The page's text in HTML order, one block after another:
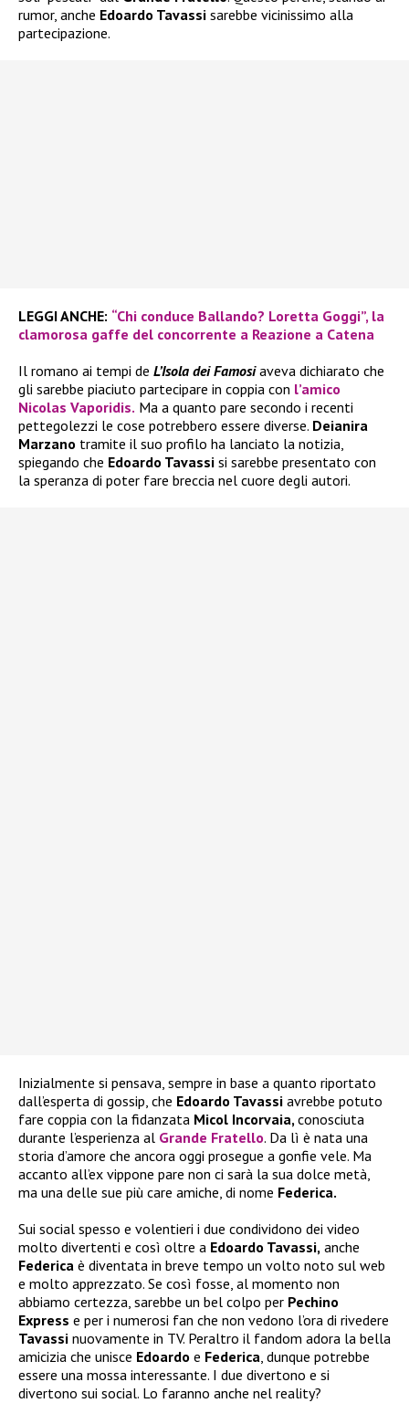
rumor, anche Edoardo Tavassi sarebbe vicinissimo alla
partecipazione.
LEGGI ANCHE: “Chi conduce Ballando? Loretta Goggi”, la
clamorosa gaffe del concorrente a Reazione a Catena
Il romano ai tempi de L’Isola dei Famosiaveva dichiarato che
gli sarebbe piaciuto partecipare in coppia con l’amico
Nicolas Vaporidis. Ma a quanto pare secondo i recenti
pettegolezzi le cose potrebbero essere diverse. Deianira
Marzano tramite il suo profilo ha lanciato la notizia,
spiegando che Edoardo Tavassi si sarebbe presentato con
la speranza di poter fare breccia nel cuore degli autori.
Inizialmente si pensava, sempre in base a quanto riportato
dall’esperta di gossip, che Edoardo Tavassi avrebbe potuto
fare coppia con la fidanzata Micol Incorvaia, conosciuta
durante l’esperienza al Grande Fratello. Da lì è nata una
storia d’amore che ancora oggi prosegue a gonfie vele. Ma
accanto all’ex vippone pare non ci sarà la sua dolce metà,
ma una delle sue più care amiche, di nome Federica.
Sui social spesso e volentieri i due condividono dei video
molto divertenti e così oltre a Edoardo Tavassi, anche
Federica è diventata in breve tempo un volto noto sul web
e molto apprezzato. Se così fosse, al momento non
abbiamo certezza, sarebbe un bel colpo per Pechino
Express e per i numerosi fan che non vedono l’ora di rivedere
Tavassi nuovamente in TV. Peraltro il fandom adora la bella
amicizia che unisce Edoardo e Federica , dunque potrebbe
essere una mossa interessante. I due divertono e si
divertono sui social. Lo faranno anche nel reality?